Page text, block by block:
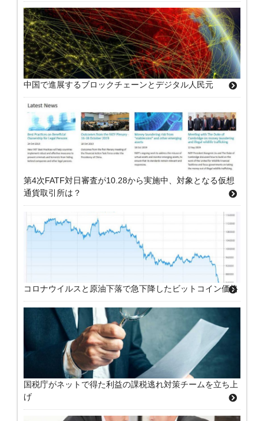
中国で進展するブロックチェーンとデジタル人民元
第4次FATF対日審査が10.28から実施中、対象となる仮想
通貨取引所は？
コロナウイルスと原油下落で急下降したビットコイン価格
国税庁がネットで得た利益の課税逃れ対策チームを立ち上
げ